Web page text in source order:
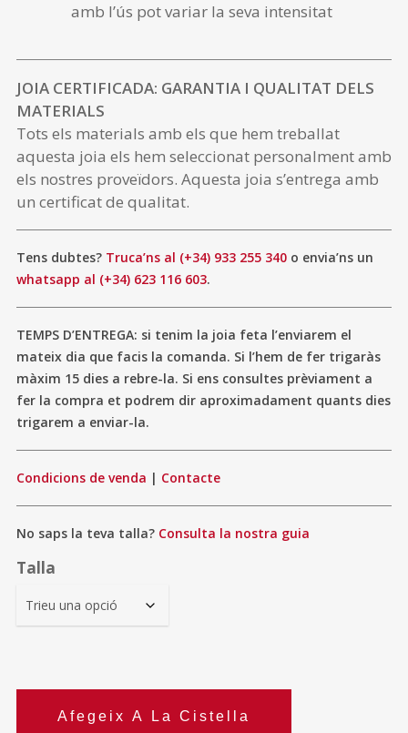
amb l’ús pot variar la seva intensitat
JOIA CERTIFICADA: GARANTIA I QUALITAT DELS
MATERIALS
Tots els materials amb els que hem treballat
aquesta joia els hem seleccionat personalment amb
els nostres proveïdors. Aquesta joia s’entrega amb
un certificat de qualitat.
Tens dubtes? Truca’ns al (+34) 933 255 340 o envia’ns un
whatsapp al (+34) 623 116 603.
TEMPS D’ENTREGA: si tenim la joia feta l’enviarem el
mateix dia que facis la comanda. Si l’hem de fer trigaràs
màxim 15 dies a rebre-la. Si ens consultes prèviament a
fer la compra et podrem dir aproximadament quants dies
trigarem a enviar-la.
Condicions de venda | Contacte
No saps la teva talla? Consulta la nostra guia
Talla
Afegeix A La Cistella